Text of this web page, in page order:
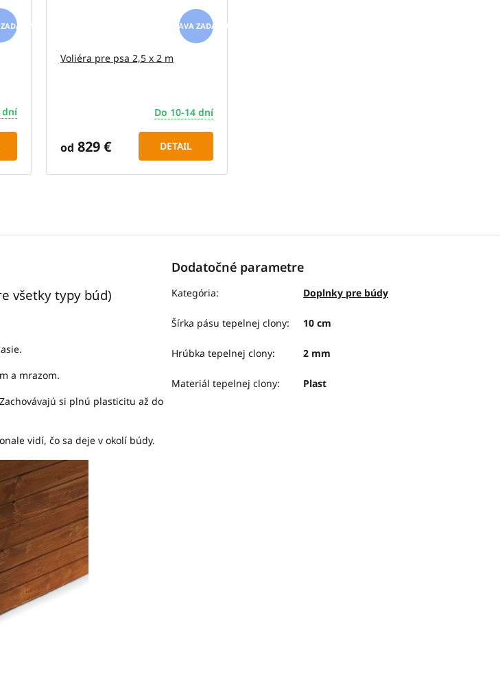
ZADARMO
dní
ZADARMO
Voliéra pre psa 2,5 x 2 m
Do 10-14 dní
od 829 € DETAIL
všetky typy búd)
a mrazom.
si plnú plasticitu až do
vidí, čo sa deje v okolí búdy.
Dodatočné parametre
Kategória: Doplnky pre búdy
Šírka pásu tepelnej clony: 10 cm
Hrúbka tepelnej clony: 2 mm
Materiál tepelnej clony: Plast